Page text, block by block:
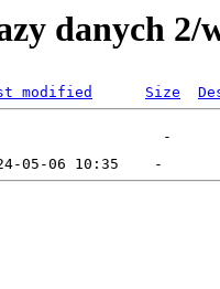
danych 2/
modified Size